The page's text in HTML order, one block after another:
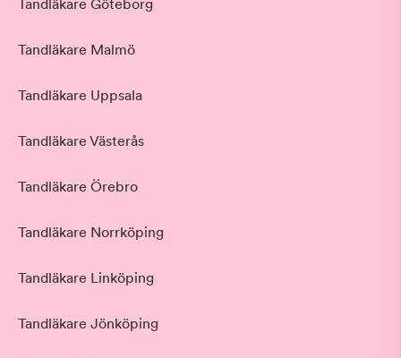
Tandläkare Göteborg
Tandläkare Malmö
Tandläkare Uppsala
Tandläkare Västerås
Tandläkare Örebro
Tandläkare Norrköping
Tandläkare Linköping
Tandläkare Jönköping